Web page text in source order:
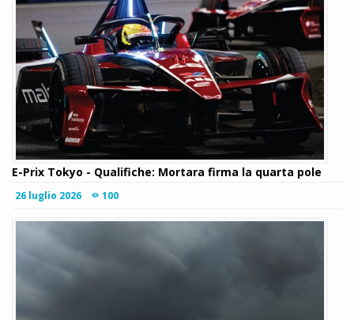
E-Prix Tokyo - Qualifiche: Mortara firma la quarta pole
26 luglio 2026 100